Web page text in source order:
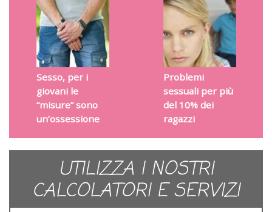
Sesso, per i
giovani le
“misure” sono
un’ossessione
Problemi
sessuali per più
del 10% dei
ragazzi
UTILIZZA I NOSTRI
CALCOLATORI E SERVIZI